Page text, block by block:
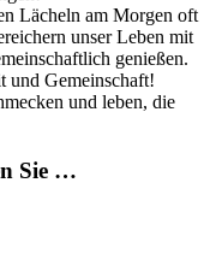
Lächeln am Morgen oft
unser Leben mit
genießen.
und Gemeinschaft!
und leben, die
Sie …